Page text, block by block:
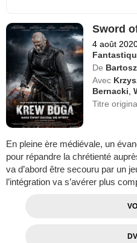
Sword
4 août
De
Avec
Bernacki ,
Titre
En pleine ère médiévale, un
pour répandre la chrétienté
va d’abord être secouru par un
l’intégration va s’avérer plus